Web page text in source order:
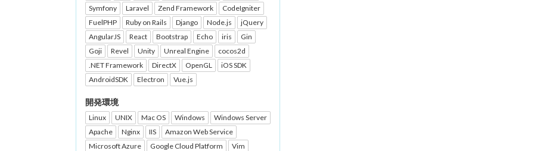
Symfony
Laravel Zend Framework
CodeIgniter
FuelPHP
Ruby on Rails Django Node.js
jQuery
AngularJS
React Bootstrap Echo iris
Gin
Goji
Revel Unity Unreal Engine
cocos2d
.NET Framework
DirectX OpenGL
iOS SDK
AndroidSDK
Electron Vue.js
開発環境
Linux UNIX Mac OS Windows
Windows Server
Apache
Nginx IIS
Amazon Web Service
Microsoft Azure
Google Cloud Platform
Vim